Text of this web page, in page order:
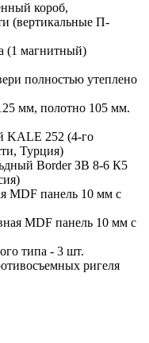
короб,
(вертикальные П-
(1 магнитный)
полностью утеплено
мм, полотно 105 мм.
KALE 252 (4-го
Турция)
Border ЗВ 8-6 К5
MDF панель 10 мм с
MDF панель 10 мм с
типа - 3 шт.
ригеля